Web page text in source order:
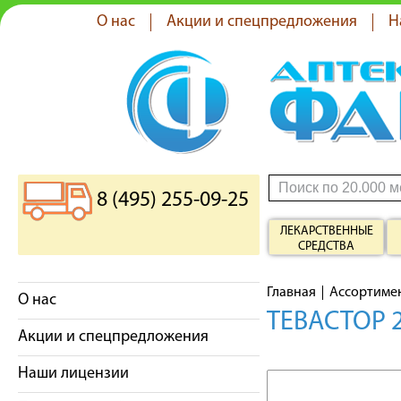
О нас Акции и спецпредложения
8 (495) 255-09-25
ЛЕКАРСТВЕННЫЕ
СРЕДСТВА
О нас
Акции и спецпредложения
Наши лицензии
Главная
ТЕВАСТОР